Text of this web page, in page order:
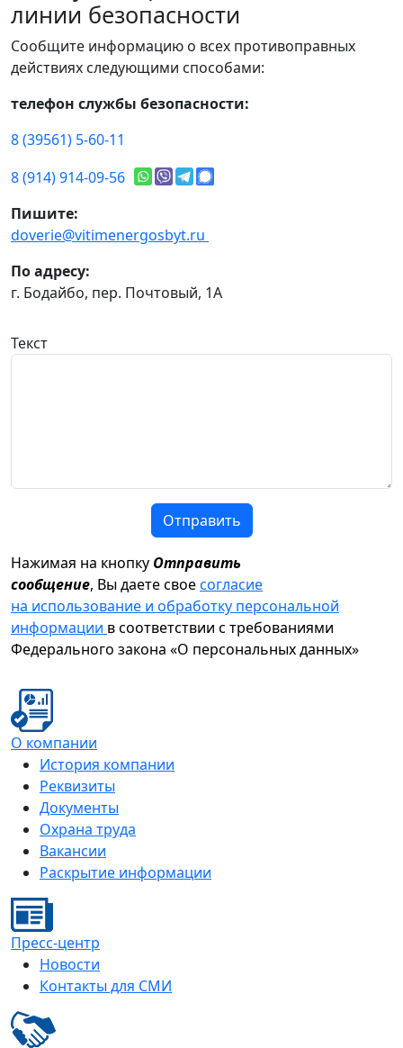
линии безопасности
Сообщите информацию о всех противоправных
действиях следующими способами:
телефон службы безопасности:
8 (39561) 5-60-11
8 (914) 914-09-56
Пишите:
doverie@vitimenergosbyt.ru
По адресу:
г. Бодайбо, пер. Почтовый, 1А
Текст
Отправить
Нажимая на кнопку Отправить
сообщение, Вы даете своесогласие
на использование и обработку персональной
информации в соответствии с требованиями
Федерального закона «О персональных данных»
О компании
История компании
Реквизиты
Документы
Охрана труда
Вакансии
Раскрытие информации
Пресс-центр
Новости
Контакты для СМИ